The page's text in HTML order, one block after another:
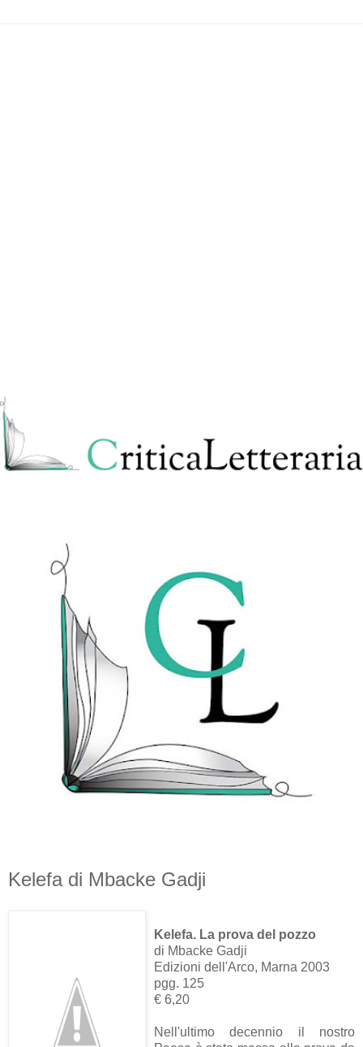
Kelefa di Mbacke Gadji
Kelefa. La prova del pozzo
di Mbacke Gadji
Edizioni dell'Arco, Marna 2003
pgg. 125
€ 6,20
Nell'ultimo decennio il nostro